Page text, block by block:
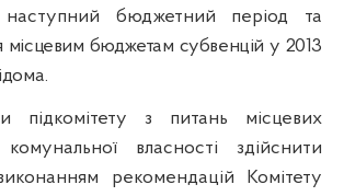
бюджетний період та
місцевим бюджетам субвенцій у 2013
з питань місцевих
власності здійснити
рекомендацій Комітету